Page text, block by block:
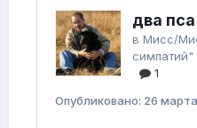
два
в Мисс/
симпатий"
1
Опубликовано: 26